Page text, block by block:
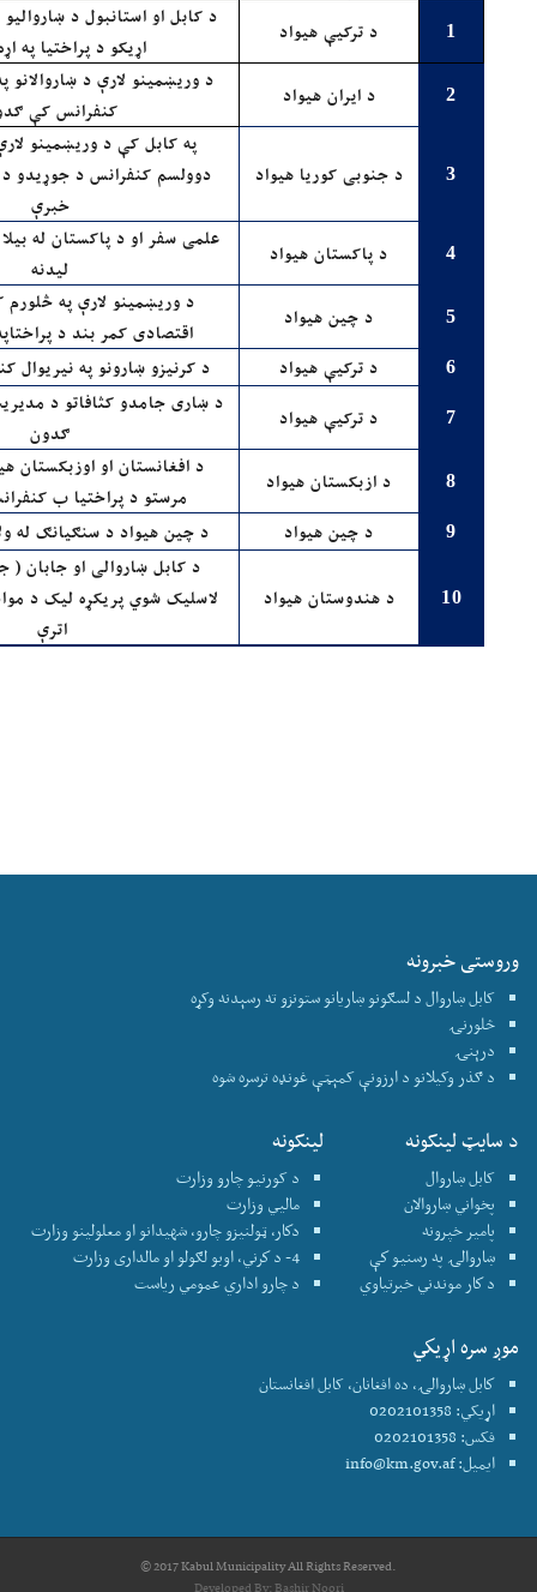
1 د ترکیې هیواد
د کابل او استانبول د
اړیکو د پراختیا په
2 د ایران هیواد
د وریښمینو لارې د ښاروالانو
کنفرانس کې
3 د جنوبی کوریا هیواد
په کابل کې د وریښمینو
دوولسم کنفرانس د جوړیدو د
خبرې
4 د پاکستان هیواد
علمی سفر او د پاکستان له
لیدنه
5 د چین هیواد
د وریښمینو لارې په
اقتصادی کمر بند د
6 د ترکیې هیواد د کرنیزو ښارونو په
7 د ترکیې هیواد
د ښاری جامدو کثافاتو د
ګدون
8 د ازبکستان هیواد
د افغانستان او اوزبکستان
مرستو د پراختیا ب
9 د چین هیواد د چین هیواد د سنګیانګ له
10 د هندوستان هیواد
د کابل ښاروالی او جابان (
لاسلیک شوي پریکړه لیک د
اترې
وروستی خبرونه
کابل ښاروال د لسګونو ښاریانو ستونزو ته رسېدنه وکړه
څلورنۍ
درېنۍ
د ګذر وکیلانو د ارزونې کمېټې غونډه ترسره شوه
د سایټ لینکونه
کابل ښاروال
پخواني ښاروالان
پامير خپرونه
ښاروالۍ په رسنيو كې
د كار موندني خبرتياوي
لینکونه
د کورنیو چارو وزارت
ماليي وزارت
دكار، ټولنيزو چارو، شهيدانو او معلولينو وزارت
4- د كرني، اوبو لګولو او مالداری وزارت
د چارو اداري عمومي رياست
موږ سره اړيكي
كابل ښاروالۍ، ده افغانان، کابل افغانستان
اړیکي: 0202101358
فکس: 0202101358
ایمیل:info@km.gov.af
© 2017 Kabul Municipality All Rights Reserved.
Developed By:Bashir Noori